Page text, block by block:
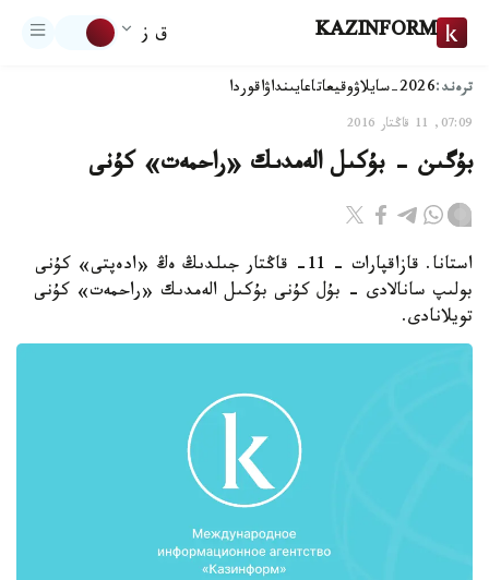
KAZINFORM ق ز
ترەند:2026-سايلاۋ وقيعاتاعايىنداۋاقوردا
07:09, 11 قاڭتار 2016
بۇگىن - بۇكىل الەمدىك «راحمەت» كۇنى
استانا. قازاقپارات - 11- قاڭتار جىلدىڭ ەڭ «ادەپتى» كۇنى
بولىپ سانالادى - بۇل كۇنى بۇكىل الەمدىك «راحمەت» كۇنى
تويلانادى.